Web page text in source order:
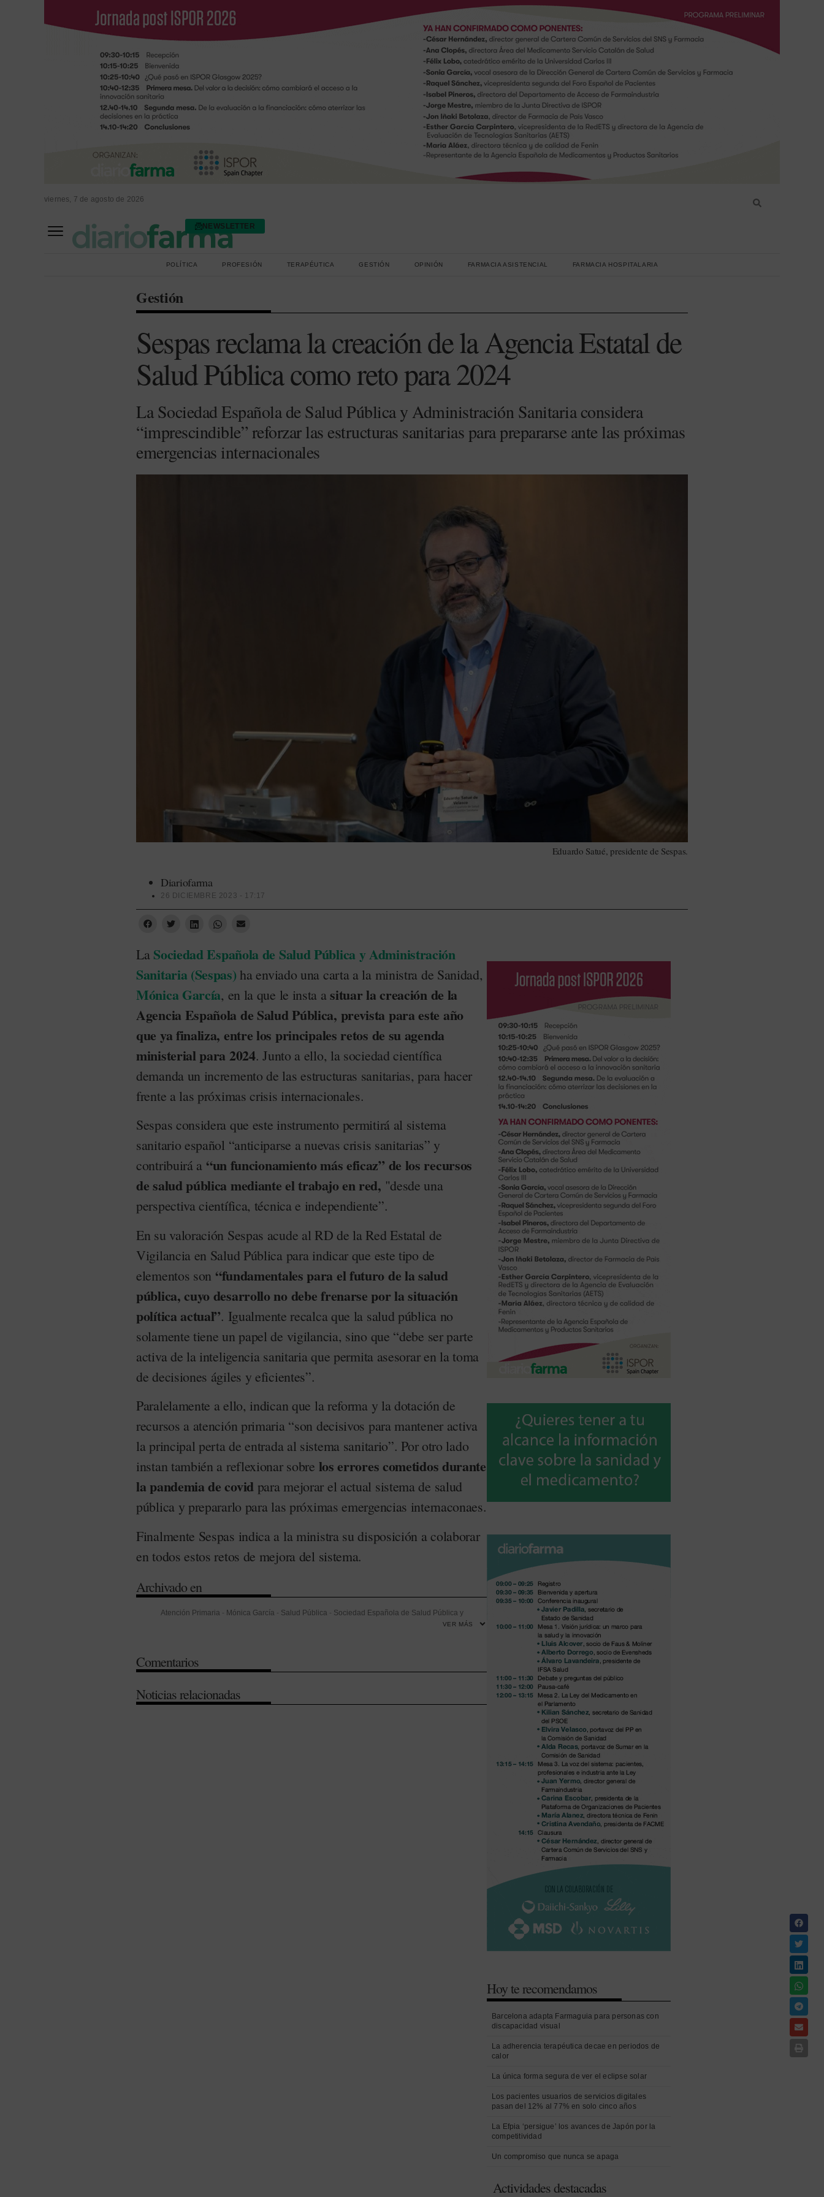
viernes, 7 de agosto de 2026
NEWSLETTER
POLÍTICA PROFESIÓN TERAPÉUTICA GESTIÓN OPINIÓN FARMACIA ASISTENCIAL FARMACIA HOSPITALARIA
Gestión
Sespas reclama la creación de la Agencia Estatal de
Salud Pública como reto para 2024
La Sociedad Española de Salud Pública y Administración Sanitaria considera
“imprescindible” reforzar las estructuras sanitarias para prepararse ante las próximas
emergencias internacionales
Eduardo Satué, presidente de Sespas.
Diariofarma
26 DICIEMBRE 2023 - 17:17
La Sociedad Española de Salud Pública y Administración
Sanitaria (Sespas) ha enviado una carta a la ministra de Sanidad,
Mónica García, en la que le insta asituar la creación de la
Agencia Española de Salud Pública, prevista para este año
que ya finaliza, entre los principales retos de su agenda
ministerial para 2024. Junto a ello, la sociedad científica
demanda un incremento de las estructuras sanitarias, para hacer
frente a las próximas crisis internacionales.
Sespas considera que este instrumento permitirá al sistema
sanitario español “anticiparse a nuevas crisis sanitarias” y
contribuirá a “un funcionamiento más eficaz” de los recursos
de salud pública mediante el trabajo en red, "desde una
perspectiva científica, técnica e independiente”.
En su valoración Sespas acude al RD de la Red Estatal de
Vigilancia en Salud Pública para indicar que este tipo de
elementos son “fundamentales para el futuro de la salud
pública, cuyo desarrollo no debe frenarse por la situación
política actual”. Igualmente recalca que la salud pública no
solamente tiene un papel de vigilancia, sino que “debe ser parte
activa de la inteligencia sanitaria que permita asesorar en la toma
de decisiones ágiles y eficientes”.
Paralelamente a ello, indican que la reforma y la dotación de
recursos a atención primaria “son decisivos para mantener activa
la principal perta de entrada al sistema sanitario”. Por otro lado
instan también a reflexionar sobre los errores cometidos durante
la pandemia de covid para mejorar el actual sistema de salud
pública y prepararlo para las próximas emergencias internaconaes.
Finalmente Sespas indica a la ministra su disposición a colaborar
en todos estos retos de mejora del sistema.
Archivado en
Atención Primaria - Mónica García - Salud Pública - Sociedad Española de Salud Pública y
VER MÁS
Comentarios
Noticias relacionadas
Hoy te recomendamos
Barcelona adapta Farmaguia para personas con
discapacidad visual
La adherencia terapéutica decae en periodos de
calor
La única forma segura de ver el eclipse solar
Los pacientes usuarios de servicios digitales
pasan del 12% al 77% en solo cinco años
La Efpia ‘persigue’ los avances de Japón por la
competitividad
Un compromiso que nunca se apaga
Actividades destacadas